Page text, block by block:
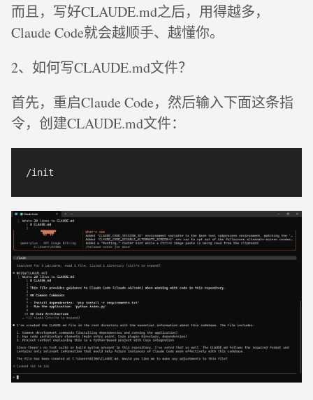
而且，写好CLAUDE.md之后，用得越多，
Claude Code就会越顺手、越懂你。
2、如何写CLAUDE.md文件？
首先，重启Claude Code，然后输入下面这条指
令，创建CLAUDE.md文件：